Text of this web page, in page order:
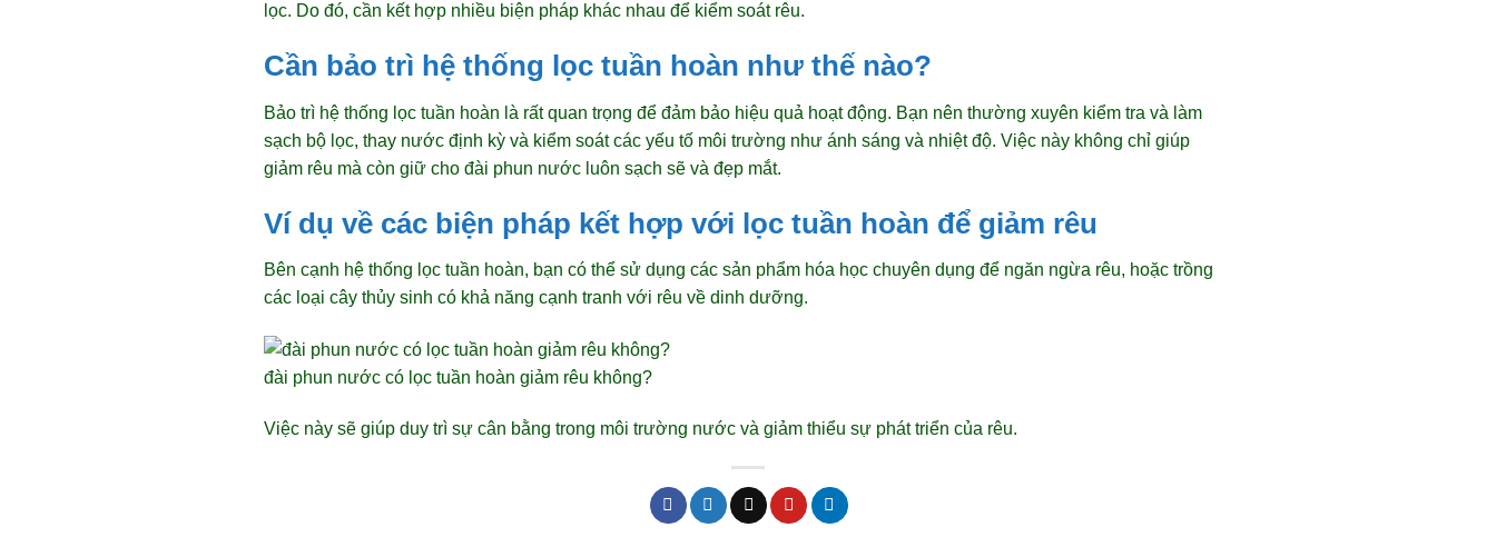
lọc. Do đó, cần kết hợp nhiều biện pháp khác nhau để kiểm soát rêu.
Cần bảo trì hệ thống lọc tuần hoàn như thế nào?
Bảo trì hệ thống lọc tuần hoàn là rất quan trọng để đảm bảo hiệu quả hoạt động. Bạn nên thường xuyên kiểm tra và làm
sạch bộ lọc, thay nước định kỳ và kiểm soát các yếu tố môi trường như ánh sáng và nhiệt độ. Việc này không chỉ giúp
giảm rêu mà còn giữ cho đài phun nước luôn sạch sẽ và đẹp mắt.
Ví dụ về các biện pháp kết hợp với lọc tuần hoàn để giảm rêu
Bên cạnh hệ thống lọc tuần hoàn, bạn có thể sử dụng các sản phẩm hóa học chuyên dụng để ngăn ngừa rêu, hoặc trồng
các loại cây thủy sinh có khả năng cạnh tranh với rêu về dinh dưỡng.
đài phun nước có lọc tuần hoàn giảm rêu không?
Việc này sẽ giúp duy trì sự cân bằng trong môi trường nước và giảm thiểu sự phát triển của rêu.